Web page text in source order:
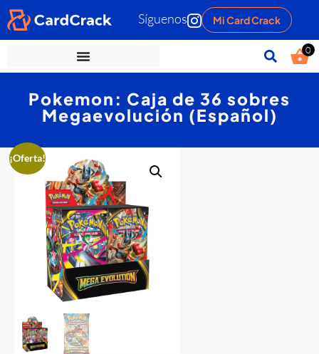
Síguenos Mi Card Crack
0
Pokemon: Caja de 36 sobres
Megaevolución (Español)
¡Oferta!